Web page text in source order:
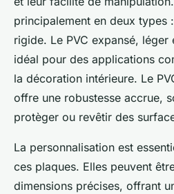
principalement en deux types
rigide. Le PVC expansé,
idéal pour des applications
la décoration intérieure. Le
offre une robustesse accrue,
protèger ou revêtir des
La personnalisation est
ces plaques. Elles peuvent
dimensions précises, offrant